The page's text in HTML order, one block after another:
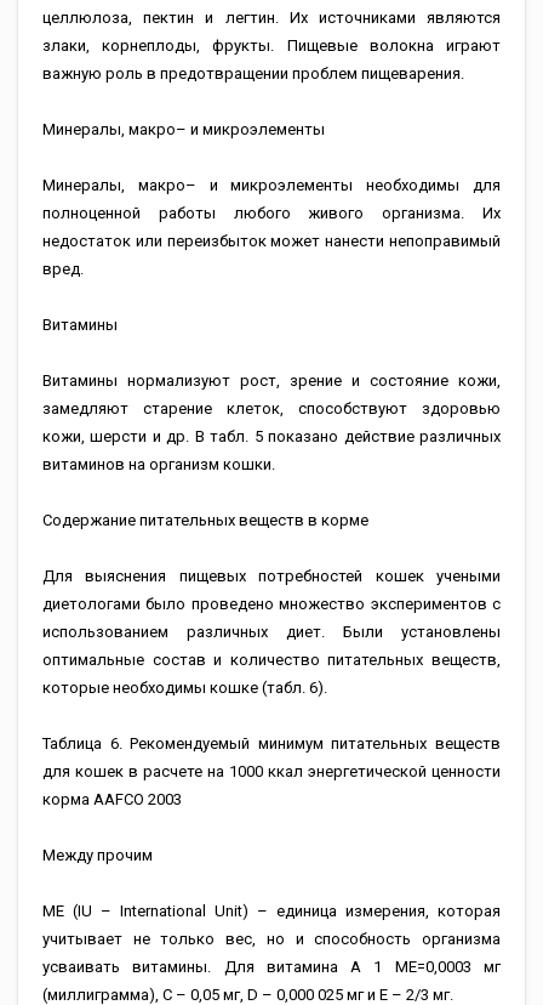
целлюлоза, пектин и легтин. Их источниками являются
злаки, корнеплоды, фрукты. Пищевые волокна играют
важную роль в предотвращении проблем пищеварения.
Минералы, макро– и микроэлементы
Минералы, макро– и микроэлементы необходимы для
полноценной работы любого живого организма. Их
недостаток или переизбыток может нанести непоправимый
вред.
Витамины
Витамины нормализуют рост, зрение и состояние кожи,
замедляют старение клеток, способствуют здоровью
кожи, шерсти и др. В табл. 5 показано действие различных
витаминов на организм кошки.
Содержание питательных веществ в корме
Для выяснения пищевых потребностей кошек учеными
диетологами было проведено множество экспериментов с
использованием различных диет. Были установлены
оптимальные состав и количество питательных веществ,
которые необходимы кошке (табл. 6).
Таблица 6. Рекомендуемый минимум питательных веществ
для кошек в расчете на 1000 ккал энергетической ценности
корма AAFCO 2003
Между прочим
МЕ (IU – International Unit) – единица измерения, которая
учитывает не только вес, но и способность организма
усваивать витамины. Для витамина А 1 МЕ=0,0003 мг
(миллиграмма), С – 0,05 мг, D – 0,000 025 мг и Е – 2/3 мг.